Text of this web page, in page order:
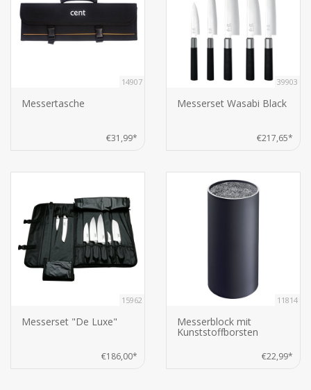
14907
Messertasche
€31,99*
39903
Messerset Wasabi Black
€217,65*
15962
Messerset "De Luxe"
€186,00*
11814
Messerblock mit
Kunststoffborsten
€22,99*